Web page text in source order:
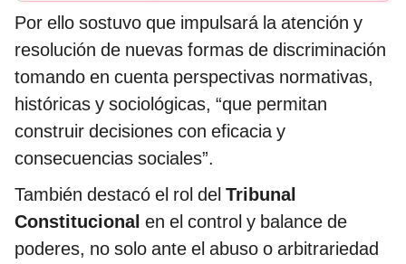
Por ello sostuvo que impulsará la atención y
resolución de nuevas formas de discriminación
tomando en cuenta perspectivas normativas,
históricas y sociológicas, “que permitan
construir decisiones con eficacia y
consecuencias sociales”.
También destacó el rol del Tribunal
Constitucional en el control y balance de
poderes, no solo ante el abuso o arbitrariedad